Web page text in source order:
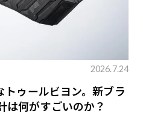
2026.7.24
トゥールビヨン。新ブラ
は何がすごいのか？